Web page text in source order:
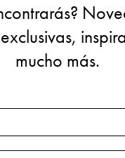
mucho más.